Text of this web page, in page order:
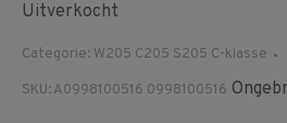
Uitverkocht
Categorie: W205 C205 S205 C-klasse
SKU:A0998100516 0998100516